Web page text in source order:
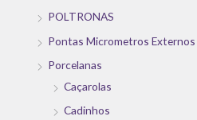
POLTRONAS
Pontas Micrometros Externos
Porcelanas
Caçarolas
Cadinhos